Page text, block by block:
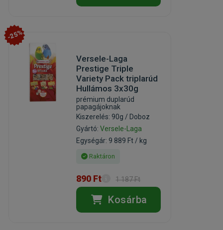
-25%
Versele-Laga
Prestige Triple
Variety Pack triplarúd
Hullámos 3x30g
prémium duplarúd
papagájoknak
Kiszerelés: 90g / Doboz
Gyártó:Versele-Laga
Egységár: 9 889 Ft / kg
Raktáron
890 Ft 1 187 Ft
Kosárba